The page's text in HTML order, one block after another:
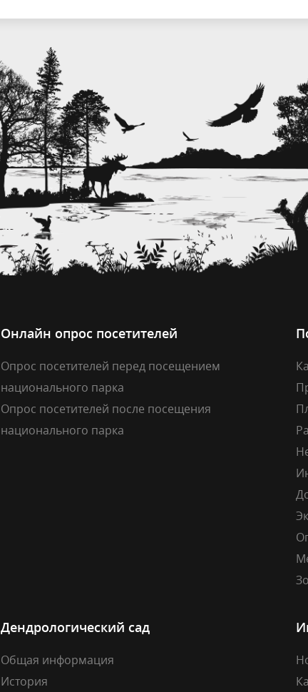
Онлайн опрос посетителей
Опрос посетителей перед посещением
национального парка
Опрос посетителей после посещения
национального парка
Дендрологический сад
Общая информация
История